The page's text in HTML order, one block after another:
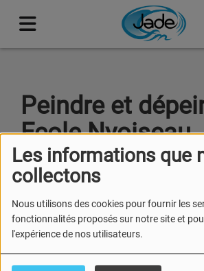
Les informations que
collectons
Nous utilisons des cookies pour fournir les
fonctionnalités proposés sur notre site et
l'expérience de nos utilisateurs.
Peindre et
Ecole Nyoiseau